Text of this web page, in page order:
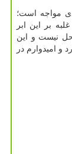
مواجه است؛
بر این ابر
نیست و این
امیدوارم در